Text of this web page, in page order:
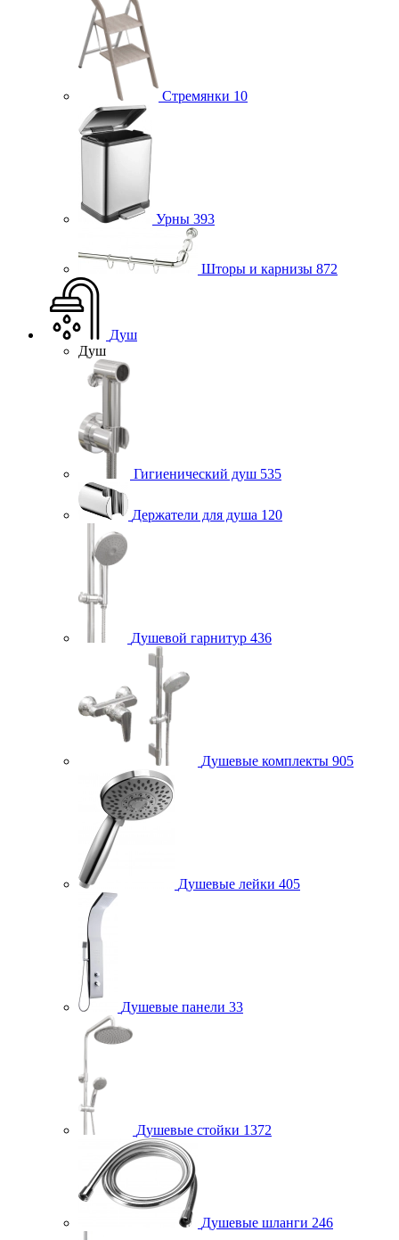
Стремянки 10
Урны 393
Шторы и карнизы 872
Душ
Душ
Гигиенический душ 535
Держатели для душа 120
Душевой гарнитур 436
Душевые комплекты 905
Душевые лейки 405
Душевые панели 33
Душевые стойки 1372
Душевые шланги 246